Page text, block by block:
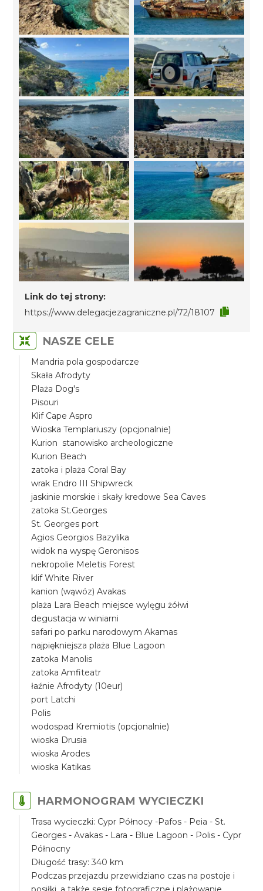
Link do tej strony:
https://www.delegacjezagraniczne.pl/72/18107
NASZE CELE
Mandria pola gospodarcze
Skała Afrodyty
Plaża Dog's
Pisouri
Klif Cape Aspro
Wioska Templariuszy (opcjonalnie)
Kurion stanowisko archeologiczne
Kurion Beach
zatoka i plaża Coral Bay
wrak Endro III Shipwreck
jaskinie morskie i skały kredowe Sea Caves
zatoka St.Georges
St. Georges port
Agios Georgios Bazylika
widok na wyspę Geronisos
nekropolie Meletis Forest
klif White River
kanion (wąwóz) Avakas
plaża Lara Beach miejsce wylęgu żółwi
degustacja w winiarni
safari po parku narodowym Akamas
najpiękniejsza plaża Blue Lagoon
zatoka Manolis
zatoka Amfiteatr
łaźnie Afrodyty (10eur)
port Latchi
Polis
wodospad Kremiotis (opcjonalnie)
wioska Drusia
wioska Arodes
wioska Katikas
HARMONOGRAM WYCIECZKI
Trasa wycieczki: Cypr Północy -Pafos - Peia - St.
Georges - Avakas - Lara - Blue Lagoon - Polis - Cypr
Północny
Długość trasy: 340 km
Podczas przejazdu przewidziano czas na postoje i